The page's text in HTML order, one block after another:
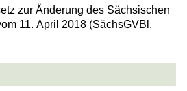
zur Änderung des Sächsischen
11. April 2018 (SächsGVBl.